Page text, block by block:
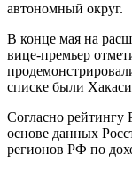
автономный округ.
В конце мая на
вице-премьер
списке были
Согласно
основе данных
регионов РФ по